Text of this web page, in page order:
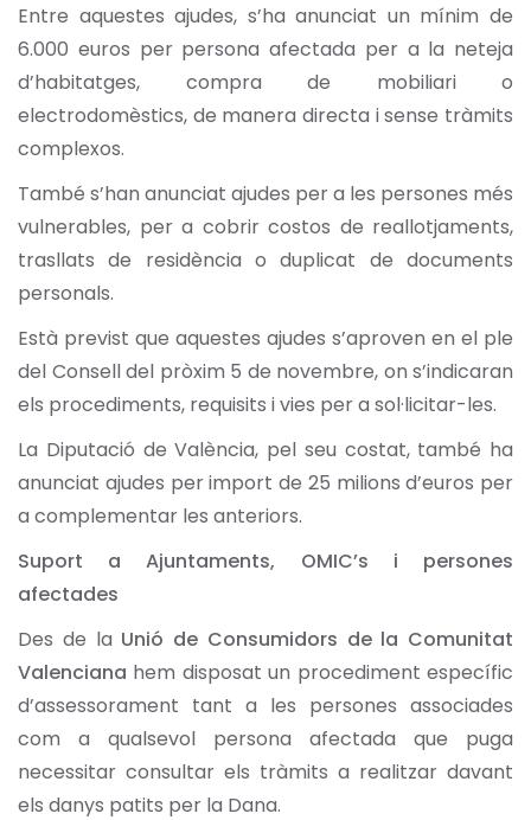
Entre aquestes ajudes, s’ha anunciat un mínim de
6.000 euros per persona afectada per a la neteja
d’habitatges, compra de mobiliari o
electrodomèstics, de manera directa i sense tràmits
complexos.
També s’han anunciat ajudes per a les persones més
vulnerables, per a cobrir costos de reallotjaments,
trasllats de residència o duplicat de documents
personals.
Està previst que aquestes ajudes s’aproven en el ple
del Consell del pròxim 5 de novembre, on s’indicaran
els procediments, requisits i vies per a sol·licitar-les.
La Diputació de València, pel seu costat, també ha
anunciat ajudes per import de 25 milions d’euros per
a complementar les anteriors.
Suport a Ajuntaments, OMIC’s i persones
afectades
Des de la Unió de Consumidors de la Comunitat
Valenciana hem disposat un procediment específic
d’assessorament tant a les persones associades
com a qualsevol persona afectada que puga
necessitar consultar els tràmits a realitzar davant
els danys patits per la Dana.